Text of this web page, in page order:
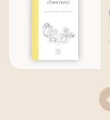
Petit traité
Martin Fache
Pierre-Brice